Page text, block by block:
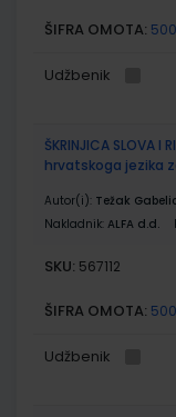
ŠIFRA OMOTA:
Udžbenik
ŠKRINJICA SLOVA
hrvatskoga jezika
Autor(i): Težak
Nakladnik: ALFA d.d.
SKU: 567112
ŠIFRA OMOTA:
Udžbenik